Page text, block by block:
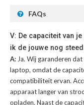
FAQs
V: De capaciteit van
ik de jouwe nog
A: Ja. Wij garanderen
laptop, omdat de
compatibiliteit ervan.
apparaat langer van
opladen. Naast de